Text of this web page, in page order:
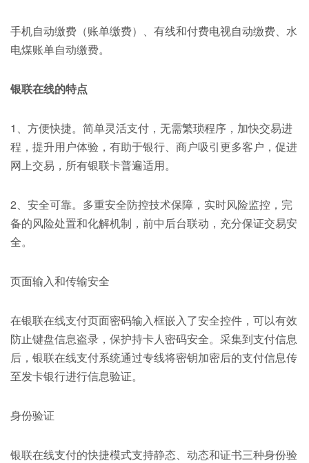
手机自动缴费（账单缴费）、有线和付费电视自动缴费、水
电煤账单自动缴费。
银联在线的特点
1、方便快捷。简单灵活支付，无需繁琐程序，加快交易进
程，提升用户体验，有助于银行、商户吸引更多客户，促进
网上交易，所有银联卡普遍适用。
2、安全可靠。多重安全防控技术保障，实时风险监控，完
备的风险处置和化解机制，前中后台联动，充分保证交易安
全。
页面输入和传输安全
在银联在线支付页面密码输入框嵌入了安全控件，可以有效
防止键盘信息盗录，保护持卡人密码安全。采集到支付信息
后，银联在线支付系统通过专线将密钥加密后的支付信息传
至发卡银行进行信息验证。
身份验证
银联在线支付的快捷模式支持静态、动态和证书三种身份验